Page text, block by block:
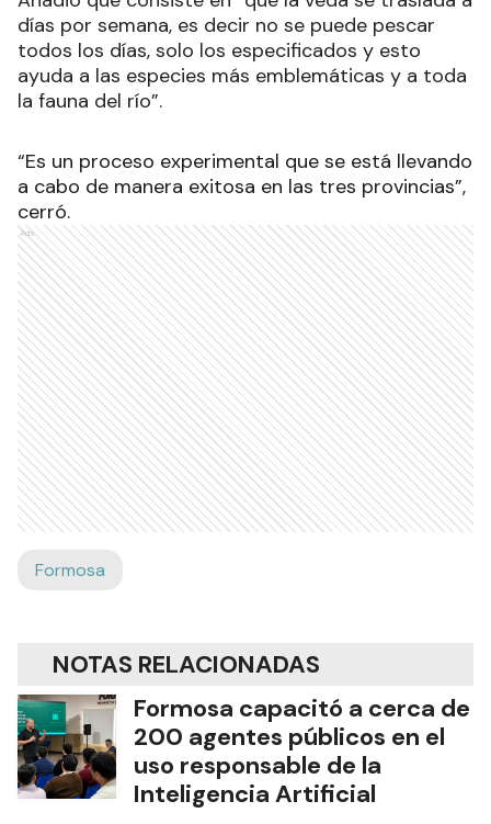
días por semana, es decir no se puede pescar
todos los días, solo los especificados y esto
ayuda a las especies más emblemáticas y a toda
la fauna del río”.
“Es un proceso experimental que se está llevando
a cabo de manera exitosa en las tres provincias”,
cerró.
Ads
Formosa
NOTAS RELACIONADAS
Formosa capacitó a cerca de
200 agentes públicos en el
uso responsable de la
Inteligencia Artificial